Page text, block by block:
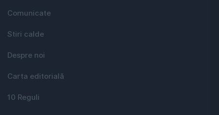
Comunicate
Stiri calde
Despre noi
Carta editorială
10 Reguli